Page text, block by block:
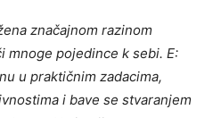
značajnom razinom
mnoge pojedince k sebi. E:
u praktičnim zadacima,
i bave se stvaranjem